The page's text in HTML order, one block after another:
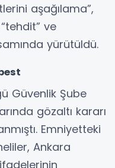
aşağılama”,
ve
yürütüldü.
Güvenlik Şube
gözaltı kararı
Emniyetteki
Ankara